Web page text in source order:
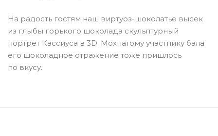
На радость гостям наш виртуоз-шоколатье высек
из глыбы горького шоколада скульптурный
портрет Кассиуса в 3D. Мохнатому участнику бала
его шоколадное отражение тоже пришлось
по вкусу.